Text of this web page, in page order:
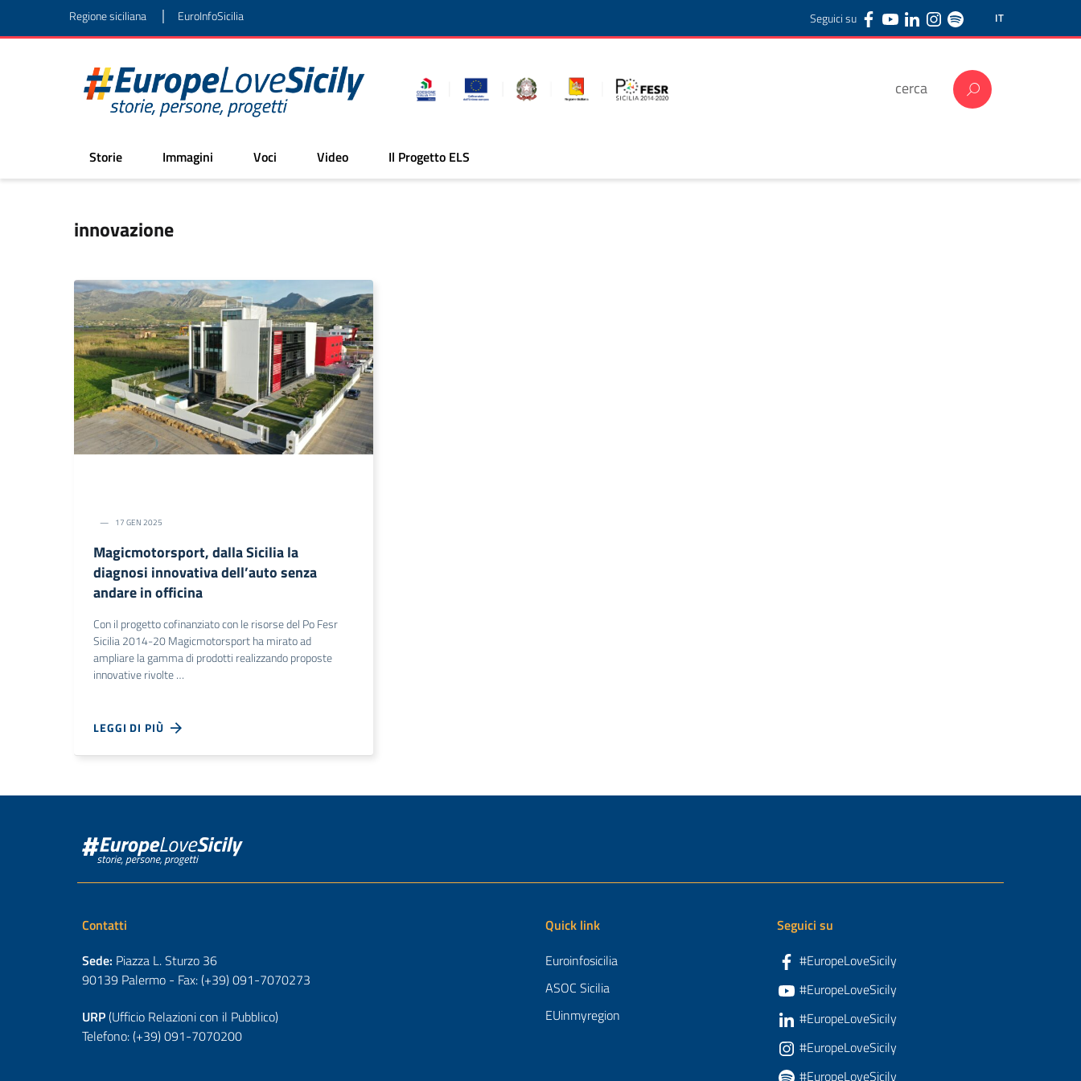
Regione siciliana | EuroInfoSicilia IT
Seguici su
Storie Immagini Voci Video Il Progetto ELS
innovazione
17 GEN 2025
Magicmotorsport, dalla Sicilia la
diagnosi innovativa dell’auto senza
andare in officina
Con il progetto cofinanziato con le risorse del Po Fesr
Sicilia 2014-20 Magicmotorsport ha mirato ad
ampliare la gamma di prodotti realizzando proposte
innovative rivolte …
LEGGI DI PIÙ
Contatti
Sede: Piazza L. Sturzo 36
90139 Palermo - Fax: (+39) 091-7070273
URP(Ufficio Relazioni con il Pubblico)
Telefono: (+39) 091-7070200
Quick link
Euroinfosicilia
ASOC Sicilia
EUinmyregion
Seguici su
#EuropeLoveSicily
#EuropeLoveSicily
#EuropeLoveSicily
#EuropeLoveSicily
#EuropeLoveSicily